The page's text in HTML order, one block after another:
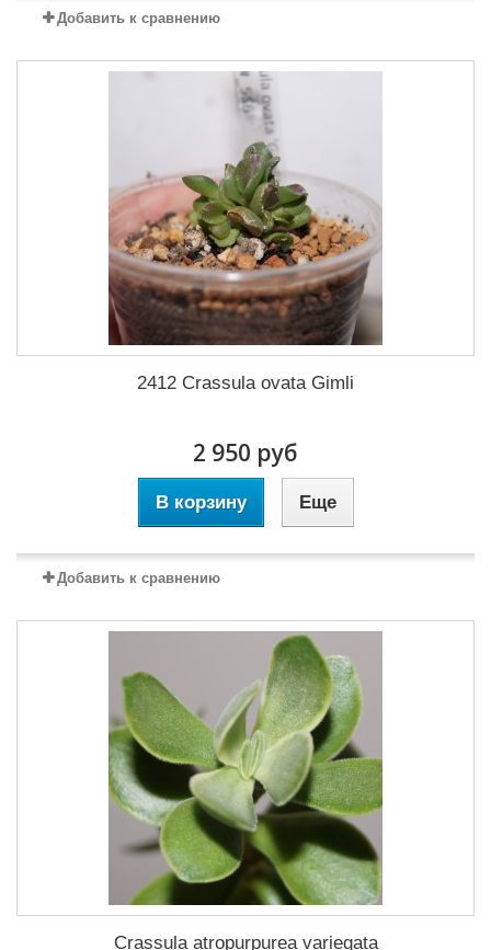
Добавить к сравнению
2412 Crassula ovata Gimli
2 950 руб
В корзину Еще
Добавить к сравнению
Crassula atropurpurea variegata